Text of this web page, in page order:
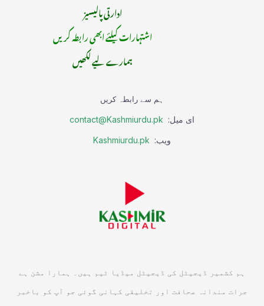
ادارتی پالیسیز
اشتہارات کیلئے ابھی رابطہ کریں
ہمارے لیے لکھیں
ہم سے رابطہ کریں
ای میل: contact@Kashmiurdu.pk
ویب: Kashmiurdu.pk
ہم کشمیر ڈیجیٹل کی ڈیجیٹل میڈیا ٹیم ہیں۔ ہمارا مشن ہے
جرات مندانہ صحافت اور تخلیقی کہانی گوئی جو آپ کو باخبر